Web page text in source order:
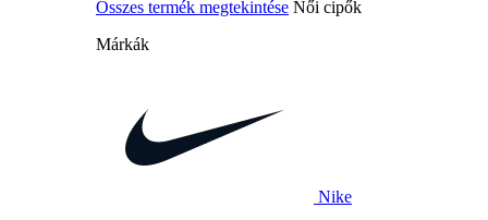
Összes termék megtekintése Női cipők
Márkák
Nike